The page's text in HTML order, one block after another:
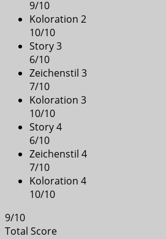
9/10
Koloration 2
10/10
Story 3
6/10
Zeichenstil 3
7/10
Koloration 3
10/10
Story 4
6/10
Zeichenstil 4
7/10
Koloration 4
10/10
9/10
Total Score